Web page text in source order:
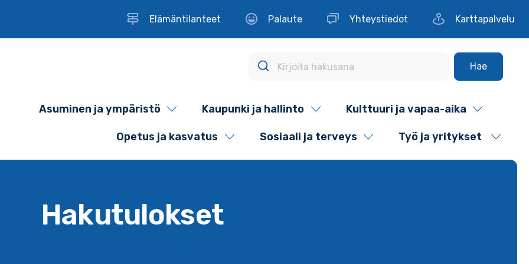
Elämäntilanteet Palaute Yhteystiedot Karttapalvelu
Hae
Asuminen ja ympäristö Kaupunki ja hallinto Kulttuuri ja vapaa-aika
Opetus ja kasvatus Sosiaali ja terveys Työ ja yritykset
Hakutulokset